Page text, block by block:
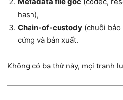
hash),
Chain-of-custody (chuỗi bảo
cứng và bản xuất.
Không có ba thứ này, mọi tranh